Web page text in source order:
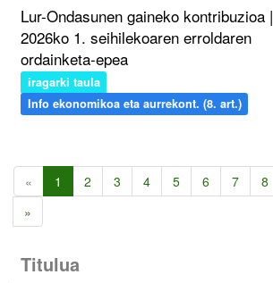
Lur-Ondasunen gaineko kontribuzioa |
2026ko 1. seihilekoaren erroldaren
ordainketa-epea
iragarki taula
Info ekonomikoa eta aurrekont. (8. art.)
« 1 2 3 4 5 6 7 8
»
Titulua